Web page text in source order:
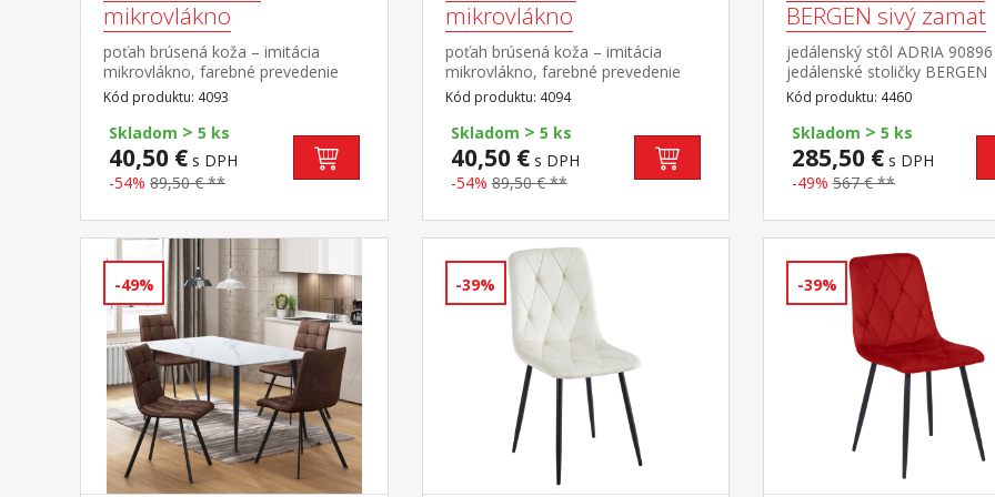
mikrovlákno
poťah brúsená koža – imitácia
mikrovlákno, farebné prevedenie
hnedá kovová konštrukcia, farebné
prevedenie čierna výška sedu 51 cm
Kód produktu: 4093
Skladom > 5 ks
40,50 € s DPH
-54% 89,50 € **
mikrovlákno
poťah brúsená koža – imitácia
mikrovlákno, farebné prevedenie
antracitová kovová konštrukcia,
farebné prevedenie čierna výška
sedu 51 cm
Kód produktu: 4094
Skladom > 5 ks
40,50 €s DPH
-54% 89,50 € **
BERGEN sivý zamat
jedálenský stôl ADRIA
jedálenské stoličky BERGEN
4091 stôl: doska keramika,
prevedenie imitácia
mramoru kovová
farebné prevedenie čierna
zamatový poťah, farebné
prevedenie sivá kovová
(š/h/v) 130 × 70 × 75 cm
stoličky (š/h/v) 45 × 53 × 88
Kód produktu: 4460
Skladom > 5 ks
285,50 € s DPH
-49% 567 € **
-49% -39% -39%